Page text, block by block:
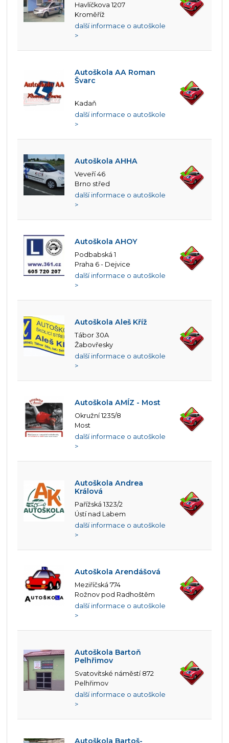
Havlíčkova 1207
Kroměříž
další informace o autoškole
>
Autoškola AA Roman
Švarc
Kadaň
další informace o autoškole
>
Autoškola AHHA
Veveří 46
Brno střed
další informace o autoškole
>
Autoškola AHOY
Podbabská 1
Praha 6 - Dejvice
další informace o autoškole
>
Autoškola Aleš Kříž
Tábor 30A
Žabovřesky
další informace o autoškole
>
Autoškola AMÍZ - Most
Okružní 1235/8
Most
další informace o autoškole
>
Autoškola Andrea
Králová
Pařížská 1323/2
Ústí nad Labem
další informace o autoškole
>
Autoškola Arendášová
Meziříčská 774
Rožnov pod Radhoštěm
další informace o autoškole
>
Autoškola Bartoň
Pelhřimov
Svatovítské náměstí 872
Pelhřimov
další informace o autoškole
>
Autoškola Bartoš-